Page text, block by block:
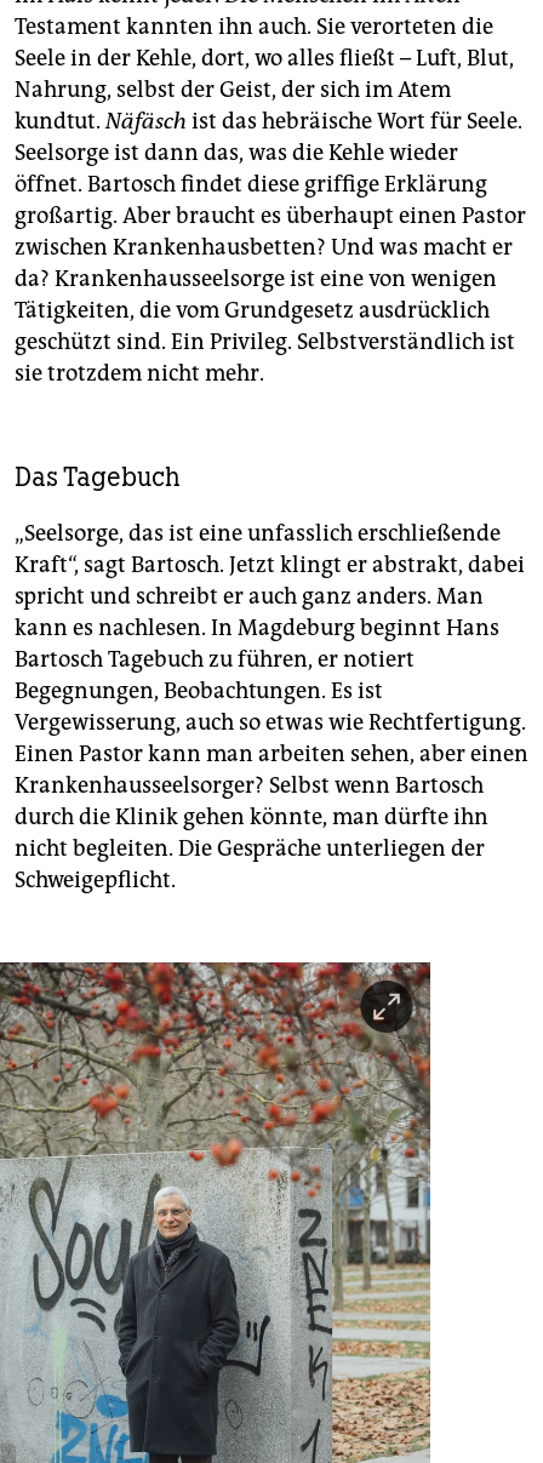
Testament kannten ihn auch. Sie verorteten die
Seele in der Kehle, dort, wo alles fließt – Luft, Blut,
Nahrung, selbst der Geist, der sich im Atem
kundtut.Näfäsch ist das hebräische Wort für Seele.
Seelsorge ist dann das, was die Kehle wieder
öffnet. Bartosch findet diese griffige Erklärung
großartig. Aber braucht es überhaupt einen Pastor
zwischen Krankenhausbetten? Und was macht er
da? Krankenhausseelsorge ist eine von wenigen
Tätigkeiten, die vom Grundgesetz ausdrücklich
geschützt sind. Ein Privileg. Selbstverständlich ist
sie trotzdem nicht mehr.
Das Tagebuch
„Seelsorge, das ist eine unfasslich erschließende
Kraft“, sagt Bartosch. Jetzt klingt er abstrakt, dabei
spricht und schreibt er auch ganz anders. Man
kann es nachlesen. In Magdeburg beginnt Hans
Bartosch Tagebuch zu führen, er notiert
Begegnungen, Beobachtungen. Es ist
Vergewisserung, auch so etwas wie Rechtfertigung.
Einen Pastor kann man arbeiten sehen, aber einen
Krankenhausseelsorger? Selbst wenn Bartosch
durch die Klinik gehen könnte, man dürfte ihn
nicht begleiten. Die Gespräche unterliegen der
Schweigepflicht.